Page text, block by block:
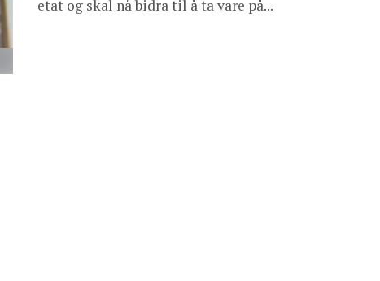
etat og skal nå bidra til å ta vare på...